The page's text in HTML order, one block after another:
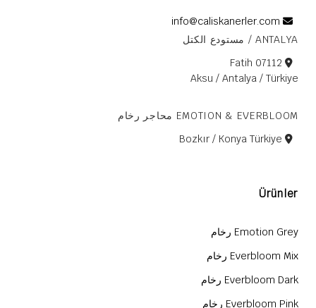
ANTALYA / مستودع الكتل
Aksu / Antalya / Türkiye
EMOTION & EVERBLOOM محاجر رخام
Ürünler
Emotion Grey رخام
Everbloom Mix رخام
Everbloom Dark رخام
Everbloom Pink رخام